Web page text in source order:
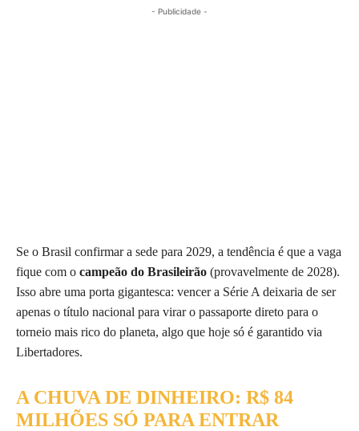
- Publicidade -
Se o Brasil confirmar a sede para 2029, a tendência é que a vaga
fique com o campeão do Brasileirão (provavelmente de 2028).
Isso abre uma porta gigantesca: vencer a Série A deixaria de ser
apenas o título nacional para virar o passaporte direto para o
torneio mais rico do planeta, algo que hoje só é garantido via
Libertadores.
A CHUVA DE DINHEIRO: R$ 84
MILHÕES SÓ PARA ENTRAR